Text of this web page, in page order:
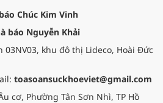
Chúc Kim Vinh
báo Nguyễn Khải
03NV03, khu đô thị Lideco, Hoài Đức
toasoansuckhoeviet@gmail.com
cơ, Phường Tân Sơn Nhì, TP Hồ